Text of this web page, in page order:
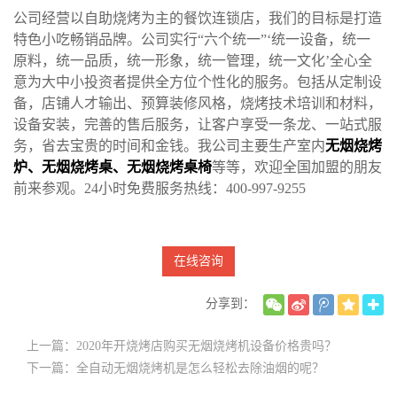
公司经营以自助烧烤为主的餐饮连锁店，我们的目标是打造
特色小吃畅销品牌。公司实行“六个统一”‘统一设备，统一
原料，统一品质，统一形象，统一管理，统一文化’全心全
意为大中小投资者提供全方位个性化的服务。包括从定制设
备，店铺人才输出、预算装修风格，烧烤技术培训和材料，
设备安装，完善的售后服务，让客户享受一条龙、一站式服
务，省去宝贵的时间和金钱。我公司主要生产室内无烟烧烤
炉、 无烟烧烤桌、 无烟烧烤桌椅等等，欢迎全国加盟的朋友
前来参观。24小时免费服务热线：400-997-9255
在线咨询
分享到：
上一篇：2020年开烧烤店购买无烟烧烤机设备价格贵吗？
下一篇：全自动无烟烧烤机是怎么轻松去除油烟的呢？